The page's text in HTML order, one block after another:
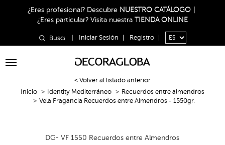
¿Eres profesional? Descubre NUESTRO CATÁLOGO
¿Eres particular? Visita nuestra TIENDA ONLINE
Iniciar Sesión Registro
Toggle
< Volver al listado anterior
Inicio
Identity Mediterráneo
Recuerdos entre almendros
Vela Fragancia Recuerdos entre Almendros - 1550gr.
DG- VF 1550 Recuerdos entre Almendros